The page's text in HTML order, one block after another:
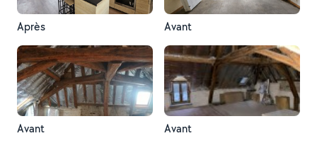
Après Avant
Avant Avant